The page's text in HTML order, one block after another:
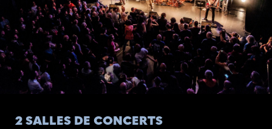
2 SALLES DE CONCERTS